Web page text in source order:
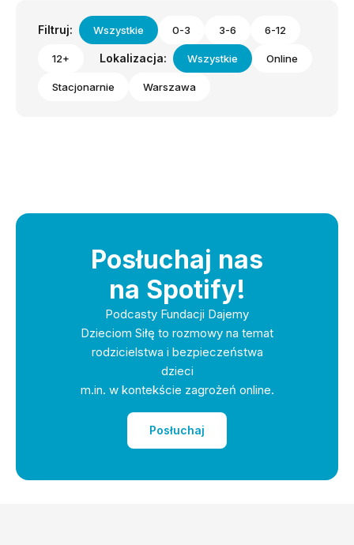
Filtruj: Wszystkie 0-3 3-6 6-12
12+ Lokalizacja: Wszystkie Online
Stacjonarnie Warszawa
Posłuchaj nas
na Spotify!
Podcasty Fundacji Dajemy
Dzieciom Siłę to rozmowy na temat
rodzicielstwa i bezpieczeństwa
dzieci
m.in. w kontekście zagrożeń online.
Posłuchaj